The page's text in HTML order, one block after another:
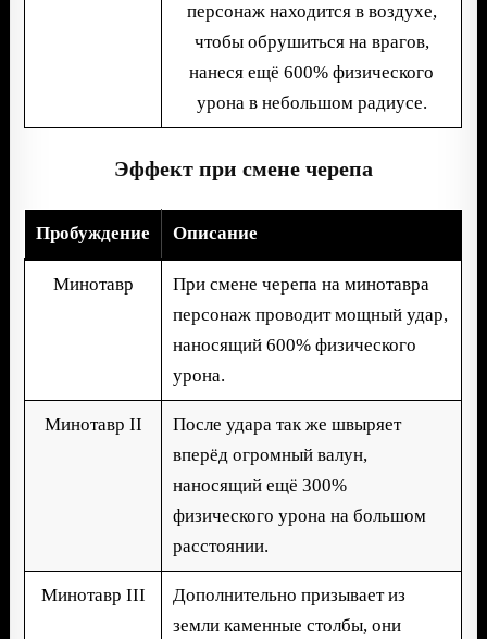
персонаж находится в воздухе,
чтобы обрушиться на врагов,
нанеся ещё 600% физического
урона в небольшом радиусе.
Эффект при смене черепа
Пробуждение Описание
Минотавр
При смене черепа на минотавра
персонаж проводит мощный удар,
наносящий 600% физического
урона.
Минотавр II
После удара так же швыряет
вперёд огромный валун,
наносящий ещё 300%
физического урона на большом
расстоянии.
Минотавр III
Дополнительно призывает из
земли каменные столбы, они